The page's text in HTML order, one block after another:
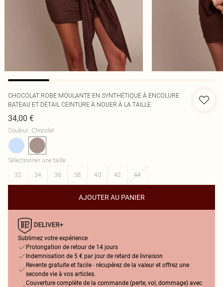
CHOCOLAT ROBE MOULANTE EN SYNTHÉTIQUE À ENCOLURE
BATEAU ET DÉTAIL CEINTURE À NOUER À LA TAILLE
34,00 €
Couleur: Chocolat
Sélectionner une taille:
32
34 36 38 40 42 44
AJOUTER AU PANIER
Sublimez votre expérience
Prolongation de retour de 14 jours
Indemnisation de 5 € par jour de retard de livraison
Revente gratuite et facile - récupérez de la valeur et offrez une
seconde vie à vos articles.
Couverture complète de la commande (perte, vol, dommage) avec